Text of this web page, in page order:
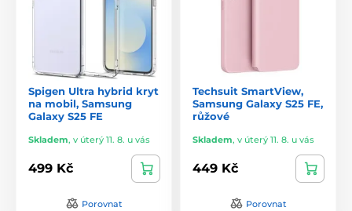
Spigen Ultra hybrid kryt
na mobil, Samsung
Galaxy S25 FE
Skladem, v úterý 11. 8. u vás
499 Kč
Porovnat
Techsuit SmartView,
Samsung Galaxy S25 FE,
růžové
Skladem, v úterý 11. 8. u vás
449 Kč
Porovnat